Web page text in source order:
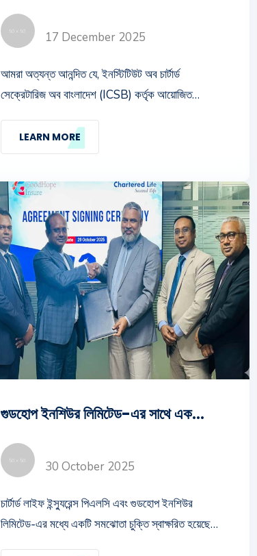
17 December 2025
আমরা অত্যন্ত আনন্দিত যে, ইনস্টিটিউট অব চার্টার্ড
সেক্রেটারিজ অব বাংলাদেশ (ICSB) কর্তৃক আয়োজিত
পুরস্কার-২০২৪ এর লাইফ ইন্স্যুরেন্স সেক্টরে আমাদের
কোম্পানী ব্রোঞ্জ অ্যাওয়ার্ড পেয়েছেন। এই সম্মাননা আমাদের
সুশাসন (Corporate Governance) বজায় রাখার প্রতি
আমাদের দৃঢ় প্রতিশ্রুতির স্বীকৃতি।
LEARN MORE
গুডহোপ ইনশিউর লিমিটেড-এর সাথে একটি সমঝোতা চুক্তি স্বাক্ষরিত
30 October 2025
চার্টার্ড লাইফ ইন্স্যুরেন্স পিএলসি এবং গুডহোপ ইনশিউর
লিমিটেড-এর মধ্যে একটি সমঝোতা চুক্তি স্বাক্ষরিত হয়েছে।